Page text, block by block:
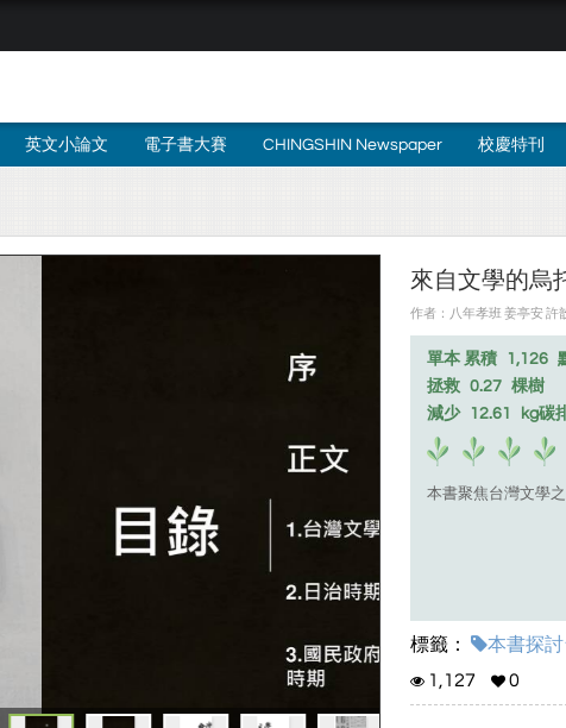
英文小論文 電子書大賽 CHINGSHIN Newspaper 校慶特刊
來自文學的烏
作者：八年孝班 姜亭安
單本 累積 1,126
拯救 0.27 棵樹
減少
12.61 kg碳
本書聚焦台灣文學
標籤：
本書探討
1,127
0